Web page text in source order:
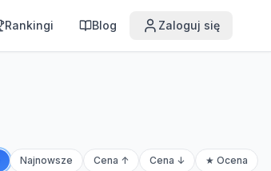
Rankingi Blog Zaloguj się
Najnowsze Cena ↑ Cena ↓ ★ Ocena